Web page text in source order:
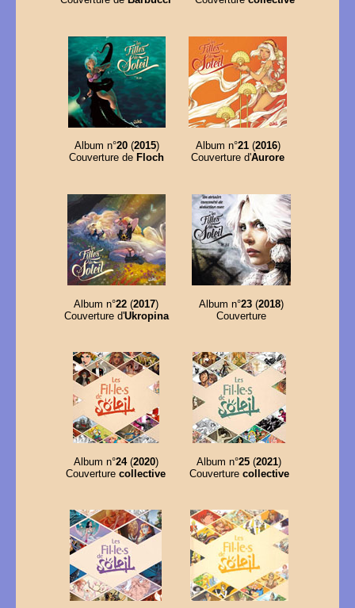
Album n°20(2015)
Couverture de Floch
Album n°21(2016)
Couverture d'Aurore
Album n°22 (2017)
Couverture d'Ukropina
Album n°23 (2018)
Couverture
Album n°24(2020)
Couverturecollective
Album n°25 (2021)
Couverture collective